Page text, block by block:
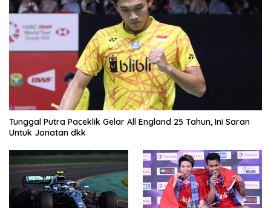
Tunggal Putra Paceklik Gelar All England 25 Tahun, Ini Saran
Untuk Jonatan dkk